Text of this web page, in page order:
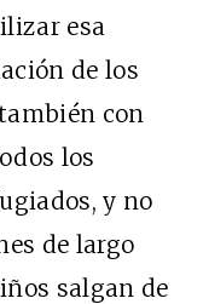
esa
de los
con
los
y no
de largo
salgan de